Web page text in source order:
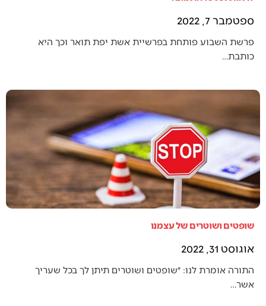
ספטמבר 7, 2022
פרשת השבוע פותחת בפרשיית אשת יפת תואר וכך היא
כותבת…
שופטים ושוטרים של עצמנו
אוגוסט 31, 2022
התורה אומרת לנו: ״שופטים ושוטרים תיתן לך בכל שעריך
אשר…